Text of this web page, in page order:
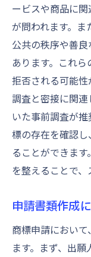
ービスや商品に
が問われます。ま
公共の秩序や善
あります。これ
拒否される可能
調査と密接に関
いた事前調査が
標の存在を確認
ることができま
を整えることで、
申請書類作成
商標申請におい
ます。まず、出